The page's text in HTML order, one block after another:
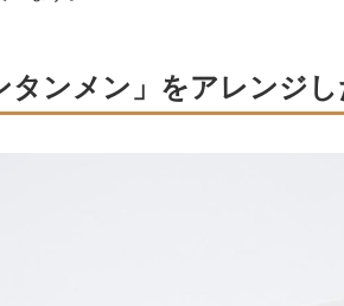
タンメン」をアレンジ